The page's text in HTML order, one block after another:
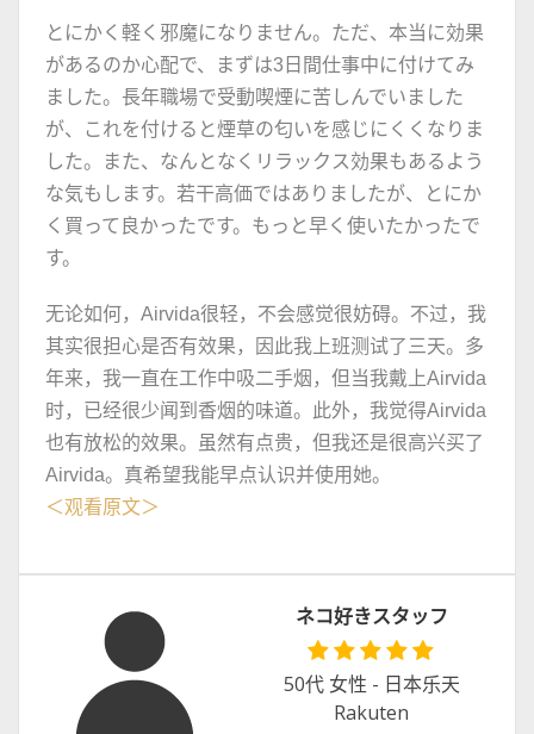
とにかく軽く邪魔になりません。ただ、本当に効果
があるのか心配で、まずは3日間仕事中に付けてみ
ました。長年職場で受動喫煙に苦しんでいました
が、これを付けると煙草の匂いを感じにくくなりま
した。また、なんとなくリラックス効果もあるよう
な気もします。若干高価ではありましたが、とにか
く買って良かったです。もっと早く使いたかったで
す。
无论如何，Airvida很轻，不会感觉很妨碍。不过，我
其实很担心是否有效果，因此我上班测试了三天。多
年来，我一直在工作中吸二手烟，但当我戴上Airvida
时，已经很少闻到香烟的味道。此外，我觉得Airvida
也有放松的效果。虽然有点贵，但我还是很高兴买了
Airvida。真希望我能早点认识并使用她。
＜观看原文＞
ネコ好きスタッフ
50代 女性 - 日本乐天
Rakuten